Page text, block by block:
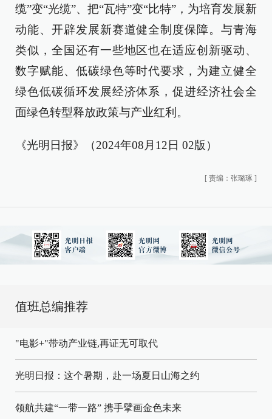
缆”变“光缆”、把“瓦特”变“比特”，为培育发展新
动能、开辟发展新赛道健全制度保障。与青海
类似，全国还有一些地区也在适应创新驱动、
数字赋能、低碳绿色等时代要求，为建立健全
绿色低碳循环发展经济体系，促进经济社会全
面绿色转型释放政策与产业红利。
《光明日报》（2024年08月12日 02版）
[ 责编：张璐琢 ]
值班总编推荐
"电影+"带动产业链,再证无可取代
光明日报：这个暑期，赴一场夏日山海之约
领航共建“一带一路” 携手擘画金色未来